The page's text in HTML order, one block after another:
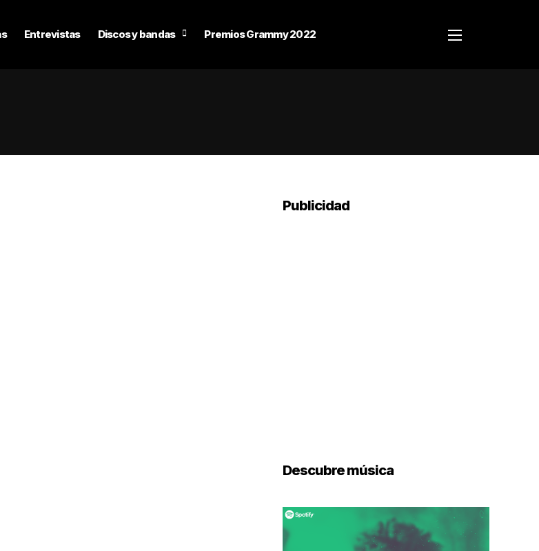
Entrevistas Discos y bandas Premios Grammy 2022
Publicidad
Descubre música